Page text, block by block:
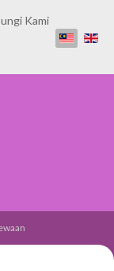
Kami